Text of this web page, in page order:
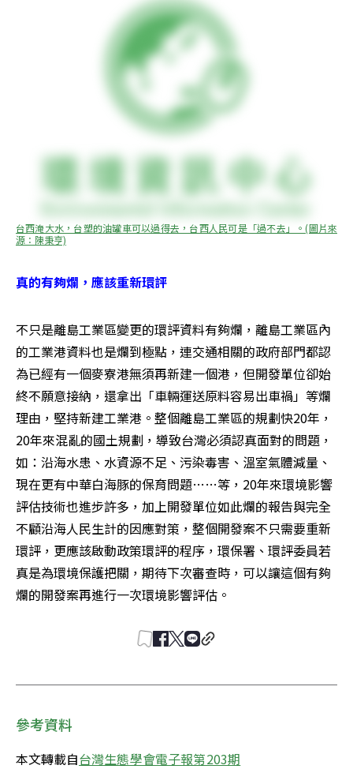
台西淹大水，台塑的油罐車可以過得去，台西人民可是「過不去」。(圖片來
源：陳秉亨)
真的有夠爛，應該重新環評
不只是離島工業區變更的環評資料有夠爛，離島工業區內
的工業港資料也是爛到極點，連交通相關的政府部門都認
為已經有一個麥寮港無須再新建一個港，但開發單位卻始
終不願意接納，還拿出「車輛運送原料容易出車禍」等爛
理由，堅持新建工業港。整個離島工業區的規劃快20年，
20年來混亂的國土規劃，導致台灣必須認真面對的問題，
如：沿海水患、水資源不足、污染毒害、溫室氣體減量、
現在更有中華白海豚的保育問題……等，20年來環境影響
評估技術也進步許多，加上開發單位如此爛的報告與完全
不顧沿海人民生計的因應對策，整個開發案不只需要重新
環評，更應該啟動政策環評的程序，環保署、環評委員若
真是為環境保護把關，期待下次審查時，可以讓這個有夠
爛的開發案再進行一次環境影響評估。
參考資料
本文轉載自台灣生態學會電子報第203期